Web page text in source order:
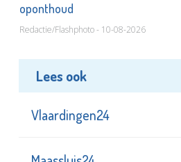
oponthoud
Redactie/Flashphoto - 10-08-2026
Lees ook
Vlaardingen24